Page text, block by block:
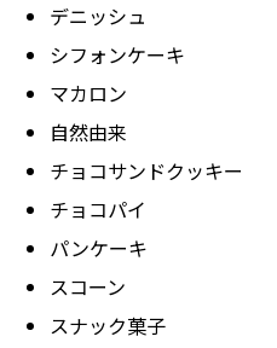
デニッシュ
シフォンケーキ
マカロン
自然由来
チョコサンドクッキー
チョコパイ
パンケーキ
スコーン
スナック菓子